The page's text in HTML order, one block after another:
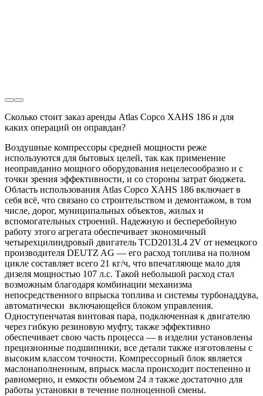
Сколько стоит заказ аренды Atlas Copco XAHS 186 и для
каких операций он оправдан?
Воздушные компрессоры средней мощности реже
используются для бытовых целей, так как применение
неоправданно мощного оборудования нецелесообразно и с
точки зрения эффективности, и со стороны затрат бюджета.
Область использования Atlas Copco XAHS 186 включает в
себя всё, что связано со строительством и демонтажом, в том
числе, дорог, муниципальных объектов, жилых и
вспомогательных строений. Надежную и бесперебойную
работу этого агрегата обеспечивает экономичный
четырехцилиндровый двигатель TCD2013L4 2V от немецкого
производителя DEUTZ AG — его расход топлива на полном
цикле составляет всего 21 кг/ч, что впечатляюще мало для
дизеля мощностью 107 л.с. Такой небольшой расход стал
возможным благодаря комбинации механизма
непосредственного впрыска топлива и системы турбонаддува,
автоматически включающейся блоком управления.
Одноступенчатая винтовая пара, подключенная к двигателю
через гибкую резиновую муфту, также эффективно
обеспечивает свою часть процесса — в изделии установлены
прецизионные подшипники, все детали также изготовлены с
высоким классом точности. Компрессорный блок является
маслонаполненным, впрыск масла происходит постепенно и
равномерно, и емкости объемом 24 л также достаточно для
работы установки в течение полноценной смены.